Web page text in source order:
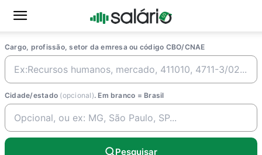
Cargo, profissão, setor da emresa ou código CBO/CNAE
Cidade/estado (opcional). Em branco = Brasil
Pesquisar